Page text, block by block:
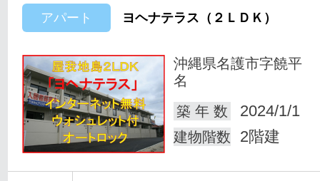
アパート ヨヘナテラス（２ＬＤＫ）
沖縄県名護市字饒平
名
築 年 数
2024/1/1
建物階数 2階建